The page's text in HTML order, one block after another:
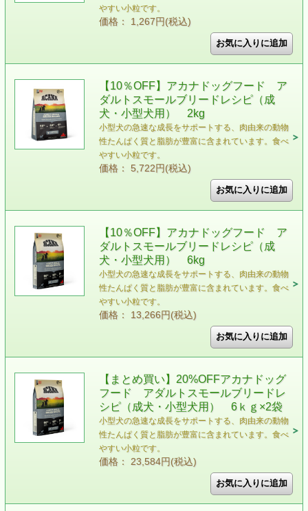
やすい小粒です。
価格： 1,267円(税込)
【10％OFF】アカナドッグフード ア
ダルトスモールブリードレシピ（成
犬・小型犬用） 2kg
小型犬の急速な成長をサポートする、肉由来の動物
性たんぱく質と脂肪が豊富に含まれています。食べ
やすい小粒です。
価格： 5,722円(税込)
【10％OFF】アカナドッグフード ア
ダルトスモールブリードレシピ（成
犬・小型犬用） 6kg
小型犬の急速な成長をサポートする、肉由来の動物
性たんぱく質と脂肪が豊富に含まれています。食べ
やすい小粒です。
価格： 13,266円(税込)
【まとめ買い】20%OFFアカナドッグ
フード アダルトスモールブリードレ
シピ（成犬・小型犬用） 6ｋｇ×2袋
小型犬の急速な成長をサポートする、肉由来の動物
性たんぱく質と脂肪が豊富に含まれています。食べ
やすい小粒です。
価格： 23,584円(税込)